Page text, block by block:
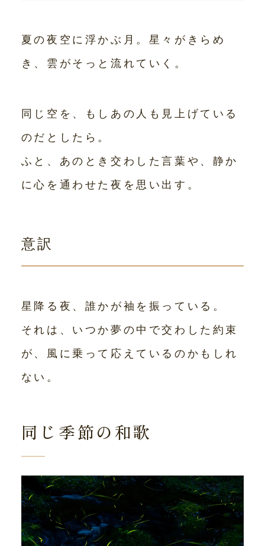
夏の夜空に浮かぶ月。星々がきらめ
き、雲がそっと流れていく。
同じ空を、もしあの人も見上げている
のだとしたら。
ふと、あのとき交わした言葉や、静か
に心を通わせた夜を思い出す。
意訳
星降る夜、誰かが袖を振っている。
それは、いつか夢の中で交わした約束
が、風に乗って応えているのかもしれ
ない。
同じ季節の和歌